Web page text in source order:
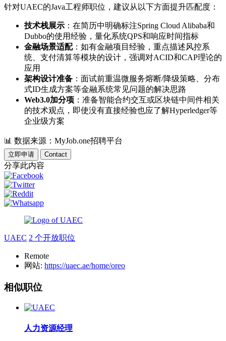
针对UAEC的Java工程师职位，建议从以下方面提升匹配度：
技术栈展示 ：在简历中明确标注Spring Cloud Alibaba和
Dubbo的使用经验，量化系统QPS和响应时间指标
金融场景适配：如有金融项目经验，重点描述风控系
统、支付清算等模块的设计，强调对ACID和CAP理论的
应用
架构设计准备 ：面试前重温微服务熔断/降级策略、分布
式ID生成方案等金融系统常见问题的解决思路
Web3.0加分项 ：准备智能合约交互或区块链中间件相关
的技术观点，即使没有直接经验也应了解Hyperledger等
企业级方案
📊 数据来源：MyJob.one招聘平台
立即申请 Contact
分享此内容
UAEC 2 个开放职位
Remote
网站: https://uaec.ae/home/oreo
相似职位
人力资源经理